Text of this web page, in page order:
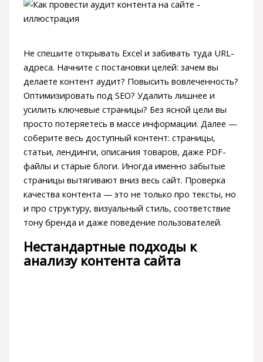
Не спешите открывать Excel и забивать туда URL-
адреса. Начните с постановки целей: зачем вы
делаете контент аудит? Повысить вовлеченность?
Оптимизировать под SEO? Удалить лишнее и
усилить ключевые страницы? Без ясной цели вы
просто потеряетесь в массе информации. Далее —
соберите весь доступный контент: страницы,
статьи, лендинги, описания товаров, даже PDF-
файлы и старые блоги. Иногда именно забытые
страницы вытягивают вниз весь сайт. Проверка
качества контента — это не только про тексты, но
и про структуру, визуальный стиль, соответствие
тону бренда и даже поведение пользователей.
Нестандартные подходы к
анализу контента сайта